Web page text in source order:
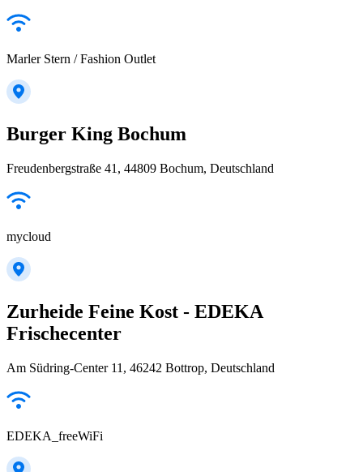
Marler Stern / Fashion Outlet
Burger King Bochum
Freudenbergstraße 41, 44809 Bochum, Deutschland
mycloud
Zurheide Feine Kost - EDEKA
Frischecenter
Am Südring-Center 11, 46242 Bottrop, Deutschland
EDEKA_freeWiFi